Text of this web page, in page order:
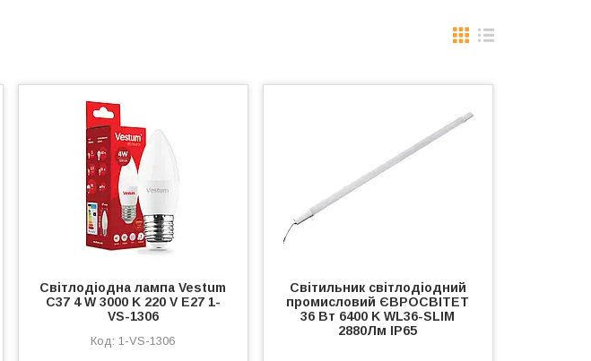
Світлодіодна лампа Vestum
C37 4 W 3000 K 220 V E27 1-
VS-1306
1-VS-1306
Світильник світлодіодний
промисловий ЄВРОСВІТЕТ
36 Вт 6400 K WL36-SLIM
2880Лм IP65